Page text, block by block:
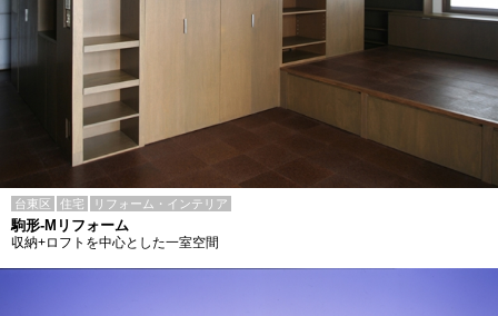
台東区 住宅 リフォーム・インテリア
駒形-Mリフォーム
収納+ロフトを中心とした一室空間